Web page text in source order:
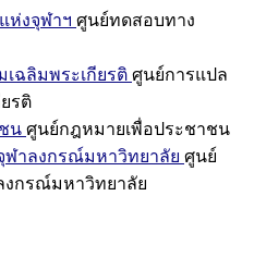
ห่งจุฬาฯ ศูนย์ทดสอบทาง
ฉลิมพระเกียรติ ศูนย์การแปล
รติ
น ศูนย์กฎหมายเพื่อประชาชน
ฬาลงกรณ์มหาวิทยาลัย ศูนย์
งกรณ์มหาวิทยาลัย